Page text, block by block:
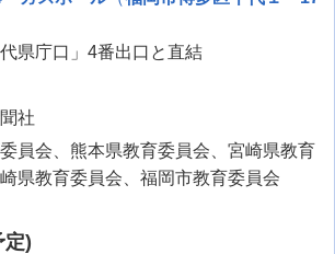
県庁口」 4番出口と直結
社
員会、熊本県教育委員会、宮崎県教育
県教育委員会、福岡市教育委員会
定)